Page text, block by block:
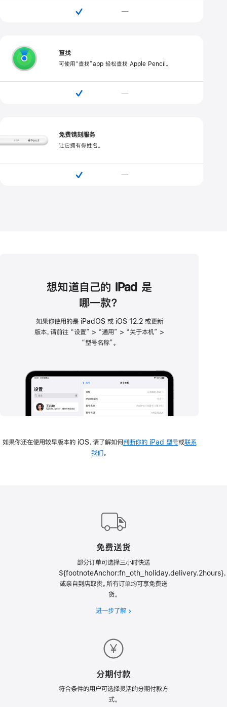
 —
查找
可使用“查找”app 轻松查找 Apple Pencil。
 —
免费镌刻服务
让它拥有你姓名。
 —
想知道自己的 iPad 是
哪一款？
如果你使用的是 iPadOS 或 iOS 12.2 或更新
版本，请前往 “设置” > “通用” > “关于本机” >
“型号名称”。
如果你还在使用较早版本的 iOS，请了解如何判断你的 iPad 型号或联系
我们。
免费送货
部分订单可选择三小时快送
${footnoteAnchor:fn_oth_holiday.delivery.2hours}，
或亲自到店取货。所有订单均可享免费送
货。
进一步了解 免
分期付款
符合条件的用户可选择灵活的分期付款方
式。